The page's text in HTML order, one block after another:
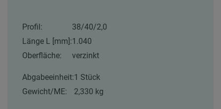
Profil:
38/40/2,0
Länge L [mm]:1.040
Oberfläche:
verzinkt
Abgabeeinheit:1 Stück
Gewicht/ME:
2,330 kg